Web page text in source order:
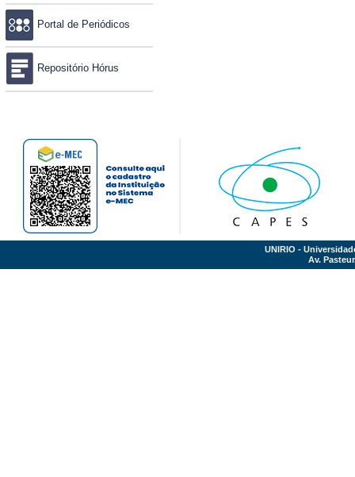
Portal de Periódicos
Repositório Hórus
UNIRIO -
Av.